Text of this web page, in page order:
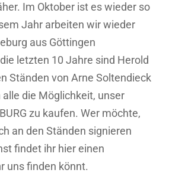
Im Oktober ist es wieder so
Jahr arbeiten wir wieder
aus Göttingen
letzten 10 Jahre sind Herold
Ständen von Arne Soltendieck
die Möglichkeit, unser
zu kaufen. Wer möchte,
an den Ständen signieren
findet ihr hier einen
uns finden könnt.